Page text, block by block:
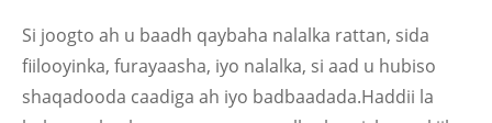
Si joogto ah u baadh qaybaha nalalka rattan, sida
fiilooyinka, furayaasha, iyo nalalka, si aad u hubiso
shaqadooda caadiga ah iyo badbaadada.Haddii la